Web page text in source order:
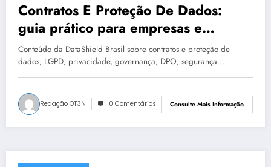
Contratos E Proteção De Dados:
guia prático para empresas e
instituições | DataShield Brasil
#0400
Conteúdo da DataShield Brasil sobre contratos e proteção de
dados, LGPD, privacidade, governança, DPO, segurança…
Redação OT3N 0 Comentários Consulte Mais Informação